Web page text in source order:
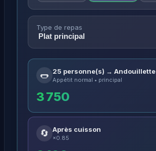
Type de repas
🌭 25 personne(s) → Andouillette
Appétit normal • principal
3 750
🔄 Après cuisson
×0.85